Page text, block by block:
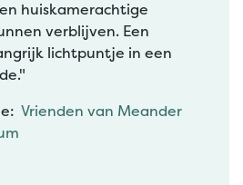
huiskamerachtige
verblijven. Een
lichtpuntje in een
Vrienden van Meander